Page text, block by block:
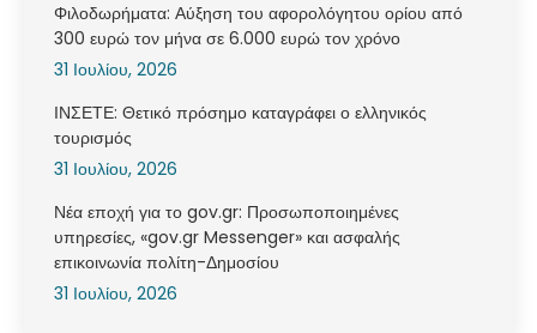
Φιλοδωρήματα: Αύξηση του αφορολόγητου ορίου από
300 ευρώ τον μήνα σε 6.000 ευρώ τον χρόνο
31 Ιουλίου, 2026
ΙΝΣΕΤΕ: Θετικό πρόσημο καταγράφει ο ελληνικός
τουρισμός
31 Ιουλίου, 2026
Νέα εποχή για το gov.gr: Προσωποποιημένες
υπηρεσίες, «gov.gr Messenger» και ασφαλής
επικοινωνία πολίτη-Δημοσίου
31 Ιουλίου, 2026